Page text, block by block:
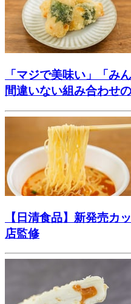
「マジで美味い」「み
間違いない組み合わせ
【日清食品】新発売カ
店監修